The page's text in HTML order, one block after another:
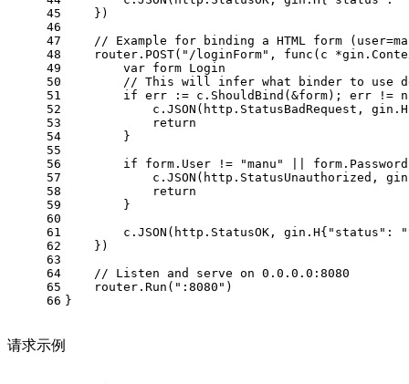
45
46
47
48
49
50
51
52
53
54
55
56
57
58
59
60
61
62
63
64
65
66
    })
// Example for binding a HTML form
    router.POST(
"/loginForm" , func (c
var form Login
// This will infer what binder to use
if err := c.ShouldBind(&form); err !=
c.JSON(http.StatusBadRequest,
return
        }
if form.User != "manu"
||
c.JSON(http.StatusUnauthorized,
return
        }
        c.JSON(http.StatusOK, gin.H{
"status" :
    })
// Listen and serve on 0.0.0.0:8080
    router.Run(
":8080" )
}
请求示例